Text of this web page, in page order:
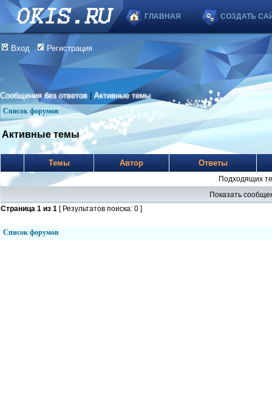
ГЛАВНАЯ СОЗДАТЬ
Вход Регистрация
Сообщения без ответов |Активные темы
Список форумов
Активные темы
Темы Автор Ответы
Подходящих
Показать
Страница 1 из 1 [ Результатов поиска: 0 ]
Список форумов